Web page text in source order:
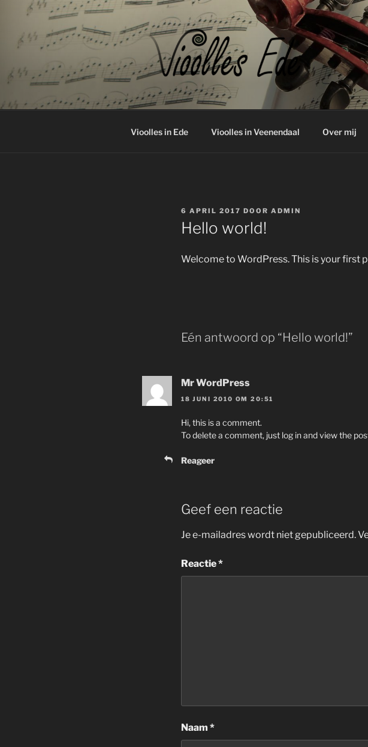
inhoud
VIOOLLES EDE
info@vioollesede.nl
Vioolles in Ede Vioolles in Veenendaal Over mij
GEPLAATST
OP
6 APRIL 2017 DOOR ADMIN
Hello world!
Welcome to WordPress. This is your first
Eén antwoord op “Hello world!”
Mr WordPress
18 JUNI 2010 OM 20:51
Hi, this is a comment.
To delete a comment, just log in and view the
Reageer
Geef een reactie
Je e-mailadres wordt niet gepubliceerd.
Reactie*
Naam *